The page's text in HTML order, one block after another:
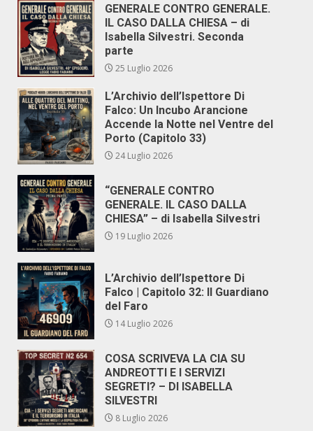
GENERALE CONTRO GENERALE.
IL CASO DALLA CHIESA – di
Isabella Silvestri. Seconda
parte
25 Luglio 2026
L’Archivio dell’Ispettore Di
Falco: Un Incubo Arancione
Accende la Notte nel Ventre del
Porto (Capitolo 33)
24 Luglio 2026
“GENERALE CONTRO
GENERALE. IL CASO DALLA
CHIESA” – di Isabella Silvestri
19 Luglio 2026
L’Archivio dell’Ispettore Di
Falco | Capitolo 32: Il Guardiano
del Faro
14 Luglio 2026
COSA SCRIVEVA LA CIA SU
ANDREOTTI E I SERVIZI
SEGRETI? – DI ISABELLA
SILVESTRI
8 Luglio 2026